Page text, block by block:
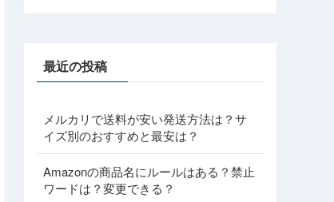
最近の投稿
メルカリで送料が安い発送方法は？サ
イズ別のおすすめと最安は？
Amazonの商品名にルールはある？禁止
ワードは？変更できる？